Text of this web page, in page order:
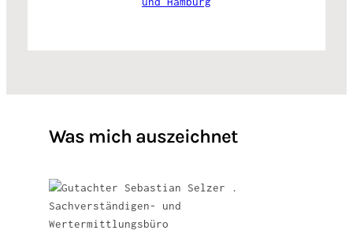
Was mich auszeichnet